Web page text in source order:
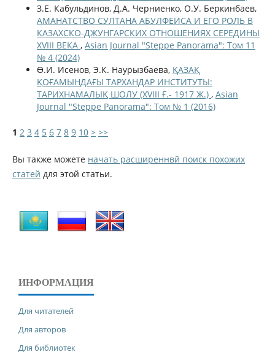
З.Е. Кабульдинов, Д.А. Черниенко, О.У. Беркинбаев,
АМАНАТСТВО СУЛТАНА АБУЛФЕИСА И ЕГО РОЛЬ В
КАЗАХСКО-ДЖУНГАРСКИХ ОТНОШЕНИЯХ СЕРЕДИНЫ
XVIII ВЕКА , Asian Journal "Steppe Panorama": Том 11
№ 4 (2024)
Ө.И. Исенов, Э.К. Наурызбаева, ҚАЗАҚ
ҚОҒАМЫНДАҒЫ ТАРХАНДАР ИНСТИТУТЫ:
ТАРИХНАМАЛЫҚ ШОЛУ (XVIII Ғ.- 1917 Ж.) , Asian
Journal "Steppe Panorama": Том № 1 (2016)
1 2 3 4 5 6 7 8 9 10 > >>
Вы также можете начать расширеннвй поиск похожих
статей для этой статьи.
ИНФОРМАЦИЯ
Для читателей
Для авторов
Для библиотек